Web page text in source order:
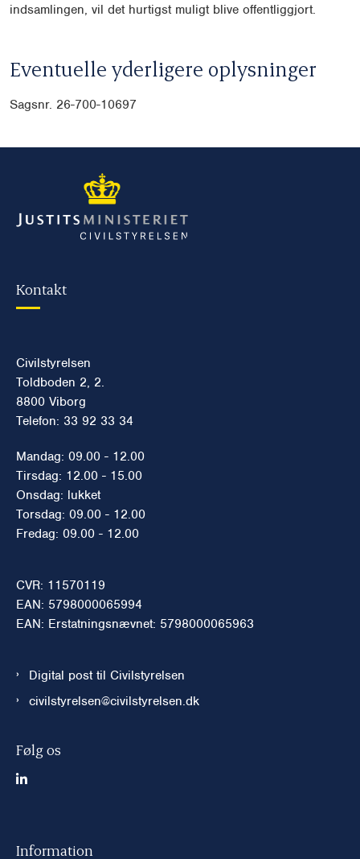
indsamlingen, vil det hurtigst muligt blive offentliggjort.
Eventuelle yderligere oplysninger
Sagsnr. 26-700-10697
Kontakt
Civilstyrelsen
Toldboden 2, 2.
8800 Viborg
Telefon: 33 92 33 34
Mandag: 09.00 - 12.00
Tirsdag: 12.00 - 15.00
Onsdag: lukket
Torsdag: 09.00 - 12.00
Fredag: 09.00 - 12.00
CVR: 11570119
EAN: 5798000065994
EAN: Erstatningsnævnet: 5798000065963
Digital post til Civilstyrelsen
civilstyrelsen@civilstyrelsen.dk
Følg os
Information